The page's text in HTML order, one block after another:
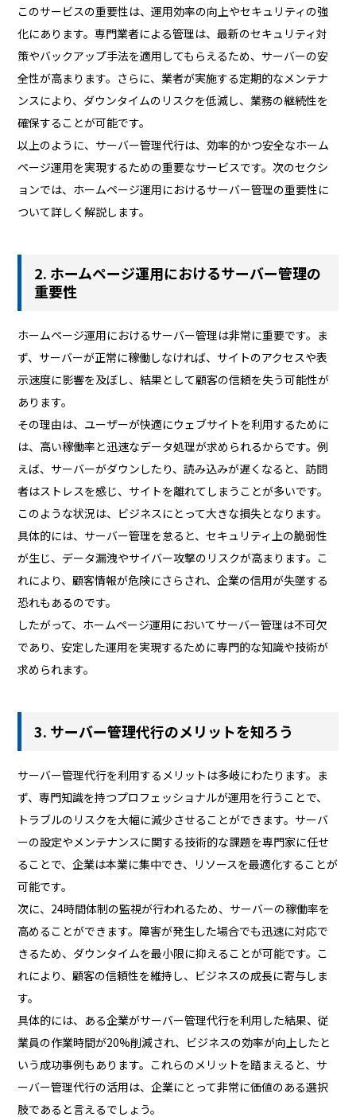
このサービスの重要性は、運用効率の向上やセキュリティの強
化にあります。専門業者による管理は、最新のセキュリティ対
策やバックアップ手法を適用してもらえるため、サーバーの安
全性が高まります。さらに、業者が実施する定期的なメンテナ
ンスにより、ダウンタイムのリスクを低減し、業務の継続性を
確保することが可能です。
以上のように、サーバー管理代行は、効率的かつ安全なホーム
ページ運用を実現するための重要なサービスです。次のセクシ
ョンでは、ホームページ運用におけるサーバー管理の重要性に
ついて詳しく解説します。
2. ホームページ運用におけるサーバー管理の
重要性
ホームページ運用におけるサーバー管理は非常に重要です。ま
ず、サーバーが正常に稼働しなければ、サイトのアクセスや表
示速度に影響を及ぼし、結果として顧客の信頼を失う可能性が
あります。
その理由は、ユーザーが快適にウェブサイトを利用するために
は、高い稼働率と迅速なデータ処理が求められるからです。例
えば、サーバーがダウンしたり、読み込みが遅くなると、訪問
者はストレスを感じ、サイトを離れてしまうことが多いです。
このような状況は、ビジネスにとって大きな損失となります。
具体的には、サーバー管理を怠ると、セキュリティ上の脆弱性
が生じ、データ漏洩やサイバー攻撃のリスクが高まります。こ
れにより、顧客情報が危険にさらされ、企業の信用が失墜する
恐れもあるのです。
したがって、ホームページ運用においてサーバー管理は不可欠
であり、安定した運用を実現するために専門的な知識や技術が
求められます。
3. サーバー管理代行のメリットを知ろう
サーバー管理代行を利用するメリットは多岐にわたります。ま
ず、専門知識を持つプロフェッショナルが運用を行うことで、
トラブルのリスクを大幅に減少させることができます。サーバ
ーの設定やメンテナンスに関する技術的な課題を専門家に任せ
ることで、企業は本業に集中でき、リソースを最適化することが
可能です。
次に、24時間体制の監視が行われるため、サーバーの稼働率を
高めることができます。障害が発生した場合でも迅速に対応で
きるため、ダウンタイムを最小限に抑えることが可能です。こ
れにより、顧客の信頼性を維持し、ビジネスの成長に寄与しま
す。
具体的には、ある企業がサーバー管理代行を利用した結果、従
業員の作業時間が20%削減され、ビジネスの効率が向上したと
いう成功事例もあります。これらのメリットを踏まえると、サ
ーバー管理代行の活用は、企業にとって非常に価値のある選択
肢であると言えるでしょう。